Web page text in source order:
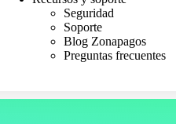
Seguridad
Soporte
Blog Zonapagos
Preguntas frecuentes